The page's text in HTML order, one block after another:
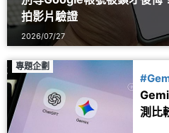
拍影片驗證
2026/07/27
專題企劃
測比